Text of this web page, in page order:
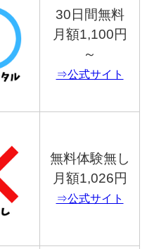
30日間無料
月額1,100円
～
⇒公式サイト
無料体験無し
月額1,026円
⇒公式サイト